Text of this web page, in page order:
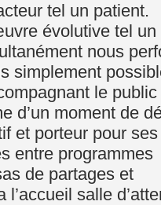
tel un patient.
évolutive tel un
nous
simplement
le public
d’un moment de
et porteur pour
entre programmes
de partages et
l’accueil salle